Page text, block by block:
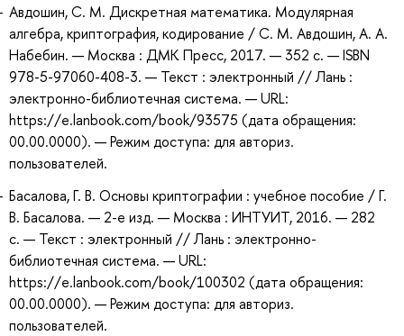
Авдошин, С. М. Дискретная математика. Модулярная
алгебра, криптография, кодирование / С. М. Авдошин, А. А.
Набебин. — Москва : ДМК Пресс, 2017. — 352 с. — ISBN
978-5-97060-408-3. — Текст : электронный // Лань :
электронно-библиотечная система. — URL:
https://e.lanbook.com/book/93575 (дата обращения:
00.00.0000). — Режим доступа: для авториз.
пользователей.
Басалова, Г. В. Основы криптографии : учебное пособие / Г.
В. Басалова. — 2-е изд. — Москва : ИНТУИТ, 2016. — 282
с. — Текст : электронный // Лань : электронно-
библиотечная система. — URL:
https://e.lanbook.com/book/100302 (дата обращения:
00.00.0000). — Режим доступа: для авториз.
пользователей.